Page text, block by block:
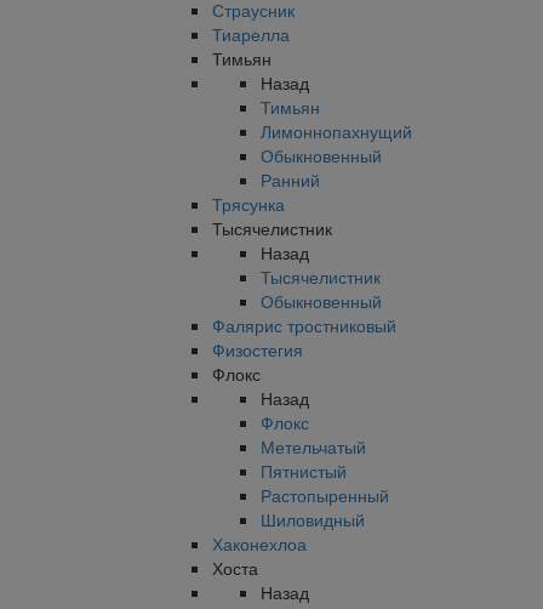
Страусник
Тиарелла
Тимьян
Назад
Тимьян
Лимоннопахнущий
Обыкновенный
Ранний
Трясунка
Тысячелистник
Назад
Тысячелистник
Обыкновенный
Фалярис тростниковый
Физостегия
Флокс
Назад
Флокс
Метельчатый
Пятнистый
Растопыренный
Шиловидный
Хаконехлоа
Хоста
Назад